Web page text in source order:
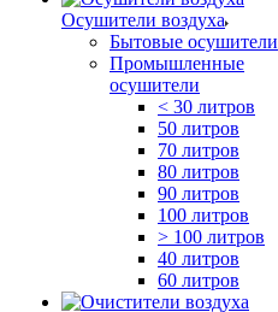
Осушители воздуха
Бытовые осушители
Промышленные
осушители
< 30 литров
50 литров
70 литров
80 литров
90 литров
100 литров
> 100 литров
40 литров
60 литров